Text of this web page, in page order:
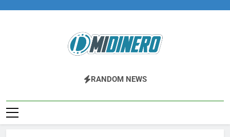
Midinero.co
Fintech, Criptomonedas
RANDOM NEWS